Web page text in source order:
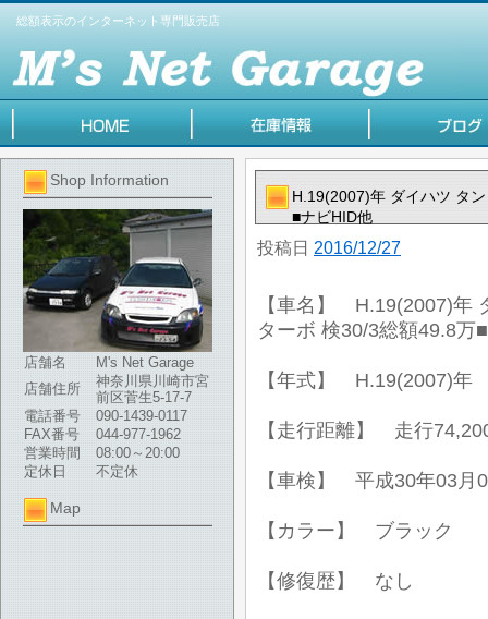
総額表示のインターネット専門販売店
Shop Information
店舗名
M's Net Garage
店舗住所
神奈川県川崎市宮
前区菅生5-17-7
電話番号
090-1439-0117
FAX番号
044-977-1962
営業時間
08:00～20:00
定休日
不定休
Map
H.19(2007)年 ダイハツ タ
■ナビHID他
投稿日 2016/12/27
【車名】 H.19(2007)年
ターボ 検30/3総額49.8万
【年式】 H.19(2007)年
【走行距離】 走行
【車検】 平成30年03月
【カラー】 ブラック
【修復歴】 なし